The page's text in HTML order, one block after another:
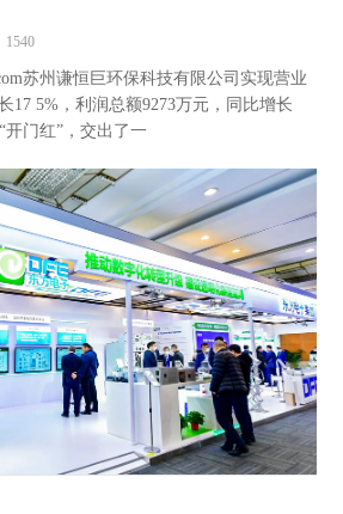
1540
苏州谦恒巨环保科技有限公司实现营业
17 5%，利润总额9273万元，同比增长
开门红”，交出了一